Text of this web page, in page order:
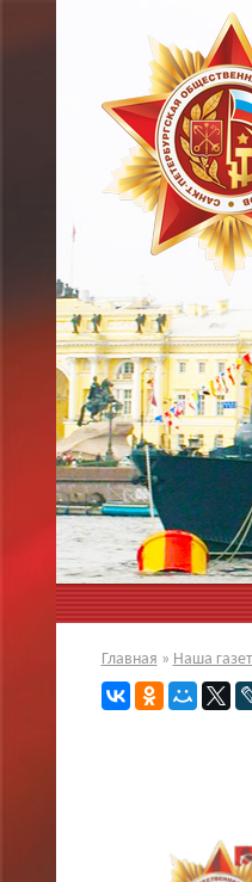
Главная » Наша